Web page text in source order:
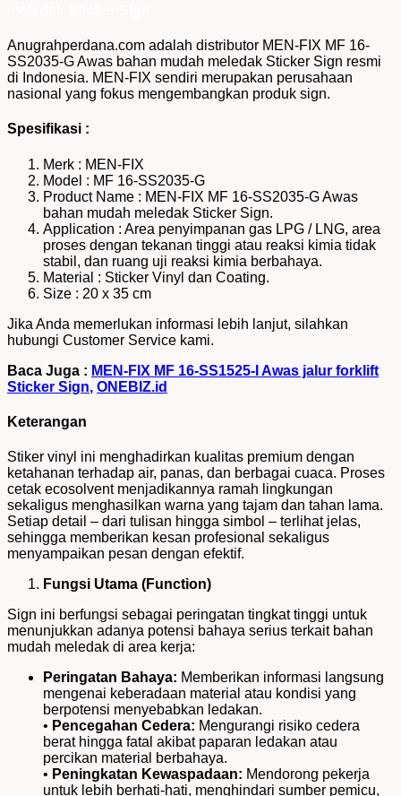
Anugrahperdana.com adalah distributor MEN-FIX MF 16-
SS2035-G Awas bahan mudah meledak Sticker Sign resmi
di Indonesia. MEN-FIX sendiri merupakan perusahaan
nasional yang fokus mengembangkan produk sign.
Spesifikasi :
Merk : MEN-FIX
Model : MF 16-SS2035-G
Product Name : MEN-FIX MF 16-SS2035-G Awas
bahan mudah meledak Sticker Sign.
Application : Area penyimpanan gas LPG / LNG, area
proses dengan tekanan tinggi atau reaksi kimia tidak
stabil, dan ruang uji reaksi kimia berbahaya.
Material : Sticker Vinyl dan Coating.
Size : 20 x 35 cm
Jika Anda memerlukan informasi lebih lanjut, silahkan
hubungi Customer Service kami.
Baca Juga : MEN-FIX MF 16-SS1525-I Awas jalur forklift
Sticker Sign, ONEBIZ.id
Keterangan
Stiker vinyl ini menghadirkan kualitas premium dengan
ketahanan terhadap air, panas, dan berbagai cuaca. Proses
cetak ecosolvent menjadikannya ramah lingkungan
sekaligus menghasilkan warna yang tajam dan tahan lama.
Setiap detail – dari tulisan hingga simbol – terlihat jelas,
sehingga memberikan kesan profesional sekaligus
menyampaikan pesan dengan efektif.
Fungsi Utama (Function)
Sign ini berfungsi sebagai peringatan tingkat tinggi untuk
menunjukkan adanya potensi bahaya serius terkait bahan
mudah meledak di area kerja:
Peringatan Bahaya: Memberikan informasi langsung
mengenai keberadaan material atau kondisi yang
berpotensi menyebabkan ledakan.
• Pencegahan Cedera: Mengurangi risiko cedera
berat hingga fatal akibat paparan ledakan atau
percikan material berbahaya.
• Peningkatan Kewaspadaan: Mendorong pekerja
untuk lebih berhati-hati, menghindari sumber pemicu,